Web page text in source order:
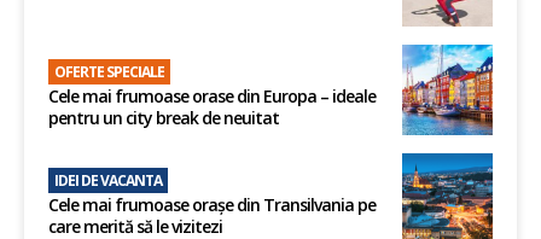
OFERTE SPECIALE
Cele mai frumoase orase din Europa – ideale
pentru un city break de neuitat
IDEI DE VACANTA
Cele mai frumoase orașe din Transilvania pe
care merită să le vizitezi